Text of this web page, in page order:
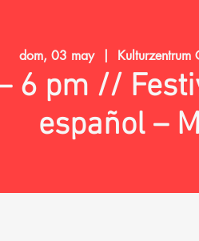
dom, 03 may
  |
Kulturzentrum
6 pm //
español –